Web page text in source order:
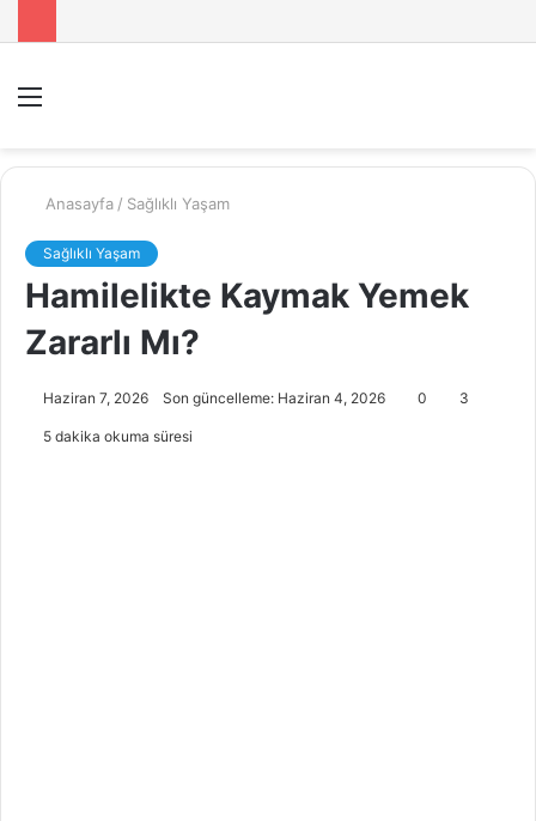
...
Anasayfa / Sağlıklı Yaşam
Sağlıklı Yaşam
Hamilelikte Kaymak Yemek
Zararlı Mı?
Haziran 7, 2026 Son güncelleme: Haziran 4, 2026 0 3
5 dakika okuma süresi